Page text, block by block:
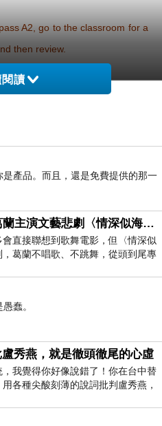
A2, go to the classroom for a
then review.
試做Ｂ１—Ｂ２的題目。
Qímò kǎo June 24: Final
ＮＥ給老師，上台說（不
)
內容。
：等一下或還没。
讀
產品。而且，還是免費提供的那一
AI27歲的葛蘭主演文藝悲劇〈情深似海〉 #戀上老電影 #葛蘭 #粟子
直接聯想到歌舞電影，但〈情深似
葛蘭不唱歌、不跳舞，從頭到尾專
間，經常工作超過12個鐘
蠢。
秀燕，就是徹頭徹尾的心虛
，我覺得你好像說錯了！你在台中替
各種尖酸刻薄的說詞批判盧秀燕，
輸給陳其邁，甚至還說盧